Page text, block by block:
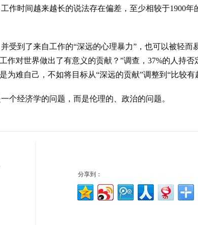
作时间越来越长的说法存在偏差，至少相较于1900年
到了来自工作的“深远的心理暴力”，也可以被轻而
作对世界做出了有意义的贡献？”调查，37%的人持否
难自己，不如将目标从“深远的贡献”调整到“比较有
个经济学的问题，而是伦理的、政治的问题。
分享到：